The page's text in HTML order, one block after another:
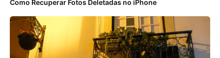
Como Recuperar Fotos Deletadas no iPhone